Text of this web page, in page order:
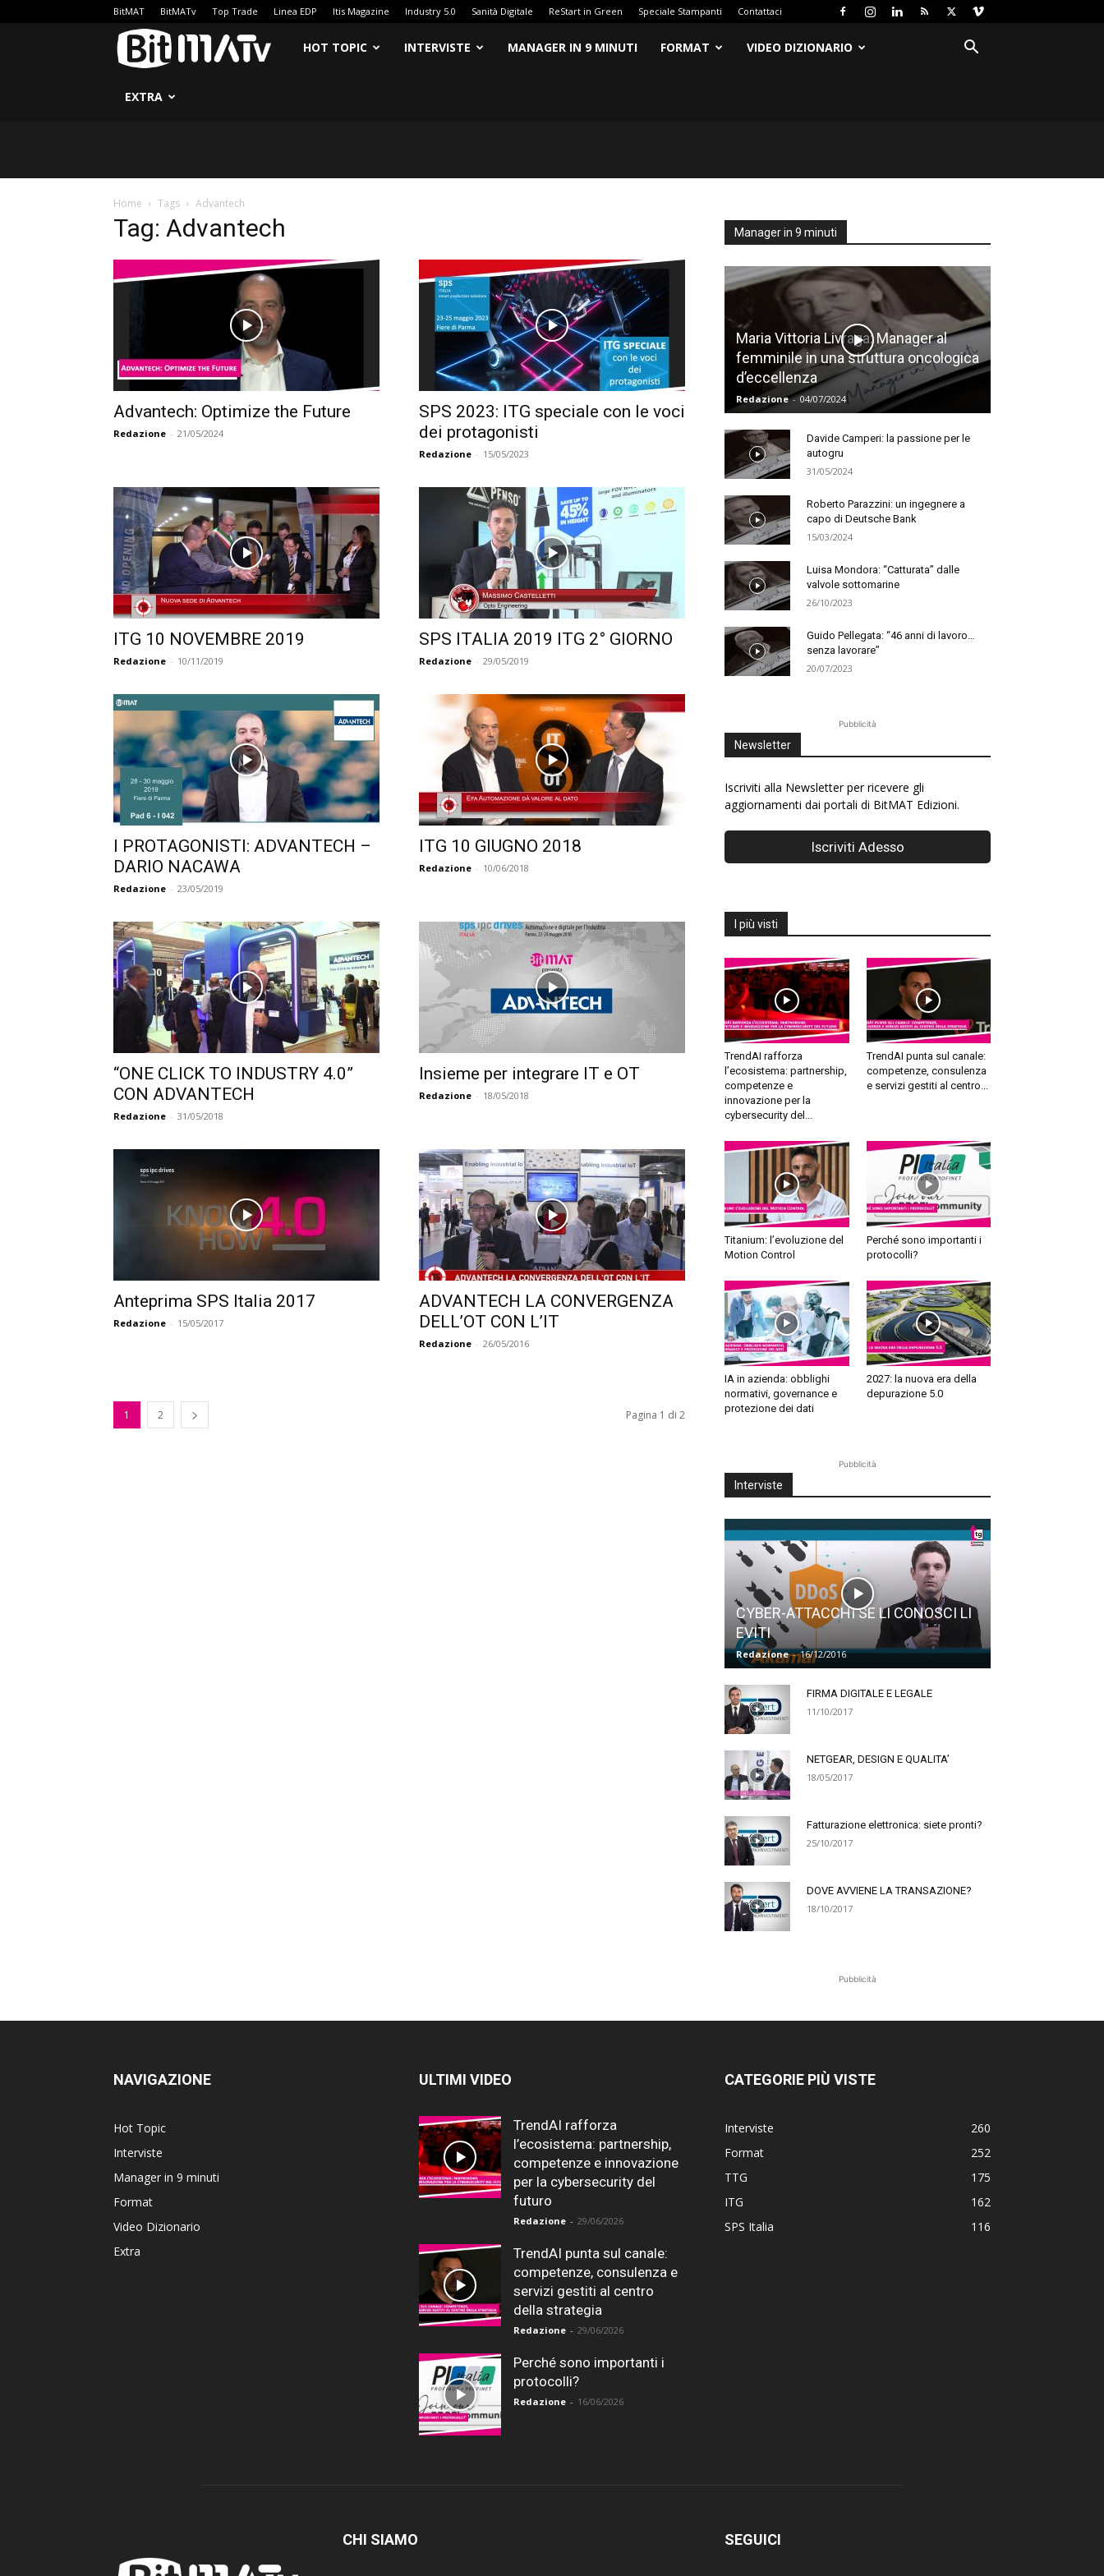
BitMAT BitMATv Top Trade Linea EDP Itis Magazine Industry 5.0 Sanità Digitale ReStart in Green Speciale Stampanti Contattaci
BitMATv
HOT TOPIC INTERVISTE MANAGER IN 9 MINUTI FORMAT VIDEO DIZIONARIO
EXTRA
Home Tags Advantech
Tag: Advantech
Advantech: Optimize the Future
Redazione - 21/05/2024
SPS 2023: ITG speciale con le voci
dei protagonisti
Redazione - 15/05/2023
ITG 10 NOVEMBRE 2019
Redazione - 10/11/2019
SPS ITALIA 2019 ITG 2° GIORNO
Redazione - 29/05/2019
I PROTAGONISTI: ADVANTECH –
DARIO NACAWA
Redazione - 23/05/2019
ITG 10 GIUGNO 2018
Redazione - 10/06/2018
“ONE CLICK TO INDUSTRY 4.0”
CON ADVANTECH
Redazione - 31/05/2018
Insieme per integrare IT e OT
Redazione - 18/05/2018
Anteprima SPS Italia 2017
Redazione - 15/05/2017
ADVANTECH LA CONVERGENZA
DELL’OT CON L’IT
Redazione - 26/05/2016
1 2 Pagina 1 di 2
Manager in 9 minuti
Maria Vittoria Livraga: Manager al
femminile in una struttura oncologica
d’eccellenza
Redazione - 04/07/2024
Davide Camperi: la passione per le
autogru
31/05/2024
Roberto Parazzini: un ingegnere a
capo di Deutsche Bank
15/03/2024
Luisa Mondora: “Catturata” dalle
valvole sottomarine
26/10/2023
Guido Pellegata: “46 anni di lavoro…
senza lavorare”
20/07/2023
Pubblicità
Newsletter
Iscriviti alla Newsletter per ricevere gli
aggiornamenti dai portali di BitMAT Edizioni.
I più visti
TrendAI rafforza
l’ecosistema: partnership,
competenze e
innovazione per la
cybersecurity del...
TrendAI punta sul canale:
competenze, consulenza
e servizi gestiti al centro...
Titanium: l’evoluzione del
Motion Control
Perché sono importanti i
protocolli?
IA in azienda: obblighi
normativi, governance e
protezione dei dati
2027: la nuova era della
depurazione 5.0
Pubblicità
Interviste
CYBER-ATTACCHI SE LI CONOSCI LI
EVITI
Redazione - 16/12/2016
FIRMA DIGITALE E LEGALE
11/10/2017
NETGEAR, DESIGN E QUALITA’
18/05/2017
Fatturazione elettronica: siete pronti?
25/10/2017
DOVE AVVIENE LA TRANSAZIONE?
18/10/2017
Pubblicità
NAVIGAZIONE
Hot Topic
Interviste
Manager in 9 minuti
Format
Video Dizionario
Extra
ULTIMI VIDEO
TrendAI rafforza
l’ecosistema: partnership,
competenze e innovazione
per la cybersecurity del
futuro
Redazione - 29/06/2026
TrendAI punta sul canale:
competenze, consulenza e
servizi gestiti al centro
della strategia
Redazione - 29/06/2026
Perché sono importanti i
protocolli?
Redazione - 16/06/2026
CATEGORIE PIÙ VISTE
Interviste
260
Format
252
TTG
175
ITG
162
SPS Italia
116
CHI SIAMO SEGUICI